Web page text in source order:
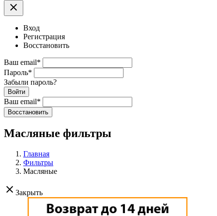
clear
Вход
Регистрация
Восстановить
Ваш email*
Пароль*
Забыли пароль?
Войти
Ваш email*
Воcстановить
Масляные фильтры
Главная
Фильтры
Масляные
clear Закрыть